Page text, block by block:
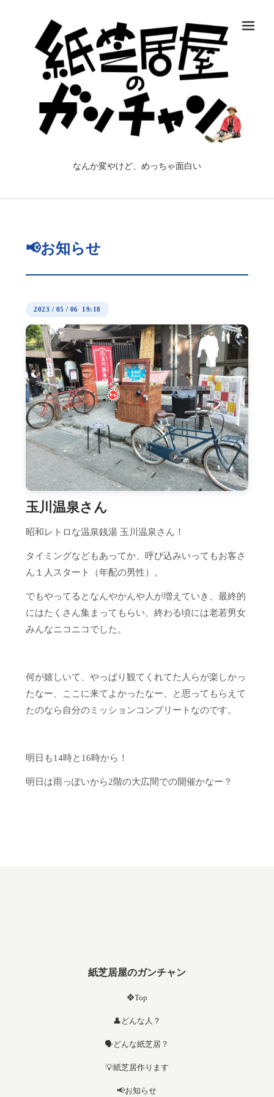
なんか変やけど、めっちゃ面白い
📢お知らせ
2023 / 05 / 06 19:18
玉川温泉さん
昭和レトロな温泉銭湯 玉川温泉さん！
タイミングなどもあってか、呼び込みいってもお客さ
ん１人スタート（年配の男性）。
でもやってるとなんやかんや人が増えていき、最終的
にはたくさん集まってもらい、終わる頃には老若男女
みんなニコニコでした。
何が嬉しいて、やっぱり観てくれてた人らが楽しかっ
たなー、ここに来てよかったなー、と思ってもらえて
たのなら自分のミッションコンプリートなのです。
明日も14時と16時から！
明日は雨っぽいから2階の大広間での開催かなー？
紙芝居屋のガンチャン
❖Top
👤どんな人？
🗣️どんな紙芝居？
💡紙芝居作ります
📢お知らせ